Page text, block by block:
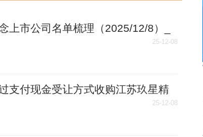
上市公司名单梳理（2025/12/8）_
25-12-08
支付现金受让方式收购江苏玖星精
司51%股权
25-12-08